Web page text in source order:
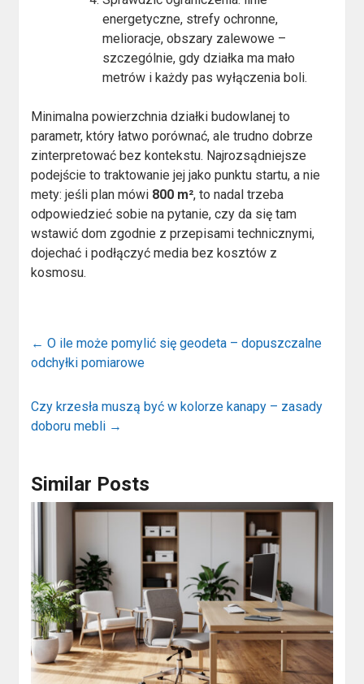
energetyczne, strefy ochronne,
melioracje, obszary zalewowe –
szczególnie, gdy działka ma mało
metrów i każdy pas wyłączenia boli.
Minimalna powierzchnia działki budowlanej to
parametr, który łatwo porównać, ale trudno dobrze
zinterpretować bez kontekstu. Najrozsądniejsze
podejście to traktowanie jej jako punktu startu, a nie
mety: jeśli plan mówi 800 m², to nadal trzeba
odpowiedzieć sobie na pytanie, czy da się tam
wstawić dom zgodnie z przepisami technicznymi,
dojechać i podłączyć media bez kosztów z
kosmosu.
← O ile może pomylić się geodeta – dopuszczalne
odchyłki pomiarowe
Czy krzesła muszą być w kolorze kanapy – zasady
doboru mebli →
Similar Posts